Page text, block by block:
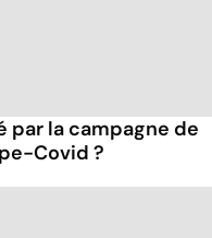
par la campagne de
Covid ?